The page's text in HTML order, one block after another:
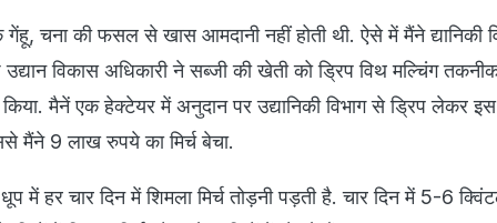
चना की फसल से खास आमदानी नहीं होती थी. ऐसे में मैंने द्यानिकी
उद्यान विकास अधिकारी ने सब्जी की खेती को ड्रिप विथ मल्चिंग
किया. मैनें एक हेक्टेयर में अनुदान पर उद्यानिकी विभाग से ड्रिप लेकर इस
मैंने 9 लाख रुपये का मिर्च बेचा.
धूप में हर चार दिन में शिमला मिर्च तोड़नी पड़ती है. चार दिन में 5-6